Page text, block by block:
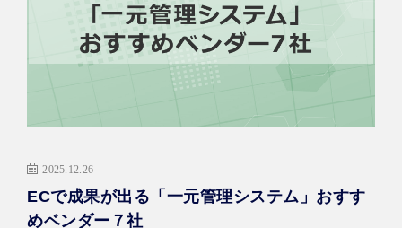
2025.12.26
ECで成果が出る「一元管理システム」おすす
めベンダー７社